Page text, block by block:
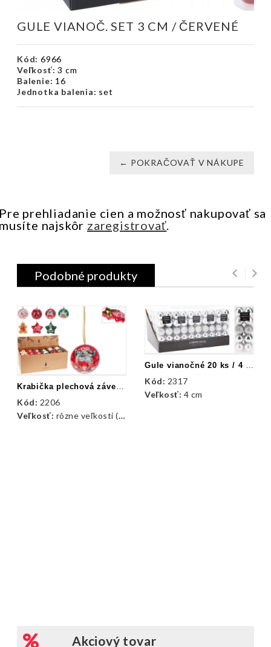
GULE VIANOČ. SET 3 CM / ČERVENÉ
Kód: 6966
Veľkosť:3 cm
Balenie: 16
Jednotka balenia: set
← POKRAČOVAŤ V NÁKUPE
prehliadanie cien a možnosť nakupovať sa
najskôr zaregistrovať.
Podobné produkty
Krabička plechová závesná vianočná
Kód: 2206
Veľkosť: rôzne veľkosti (9 - 10 cm)
Gule vianočné 20 ks / 4 cm
Kód: 2317
Veľkosť: 4 cm
Akciový tovar